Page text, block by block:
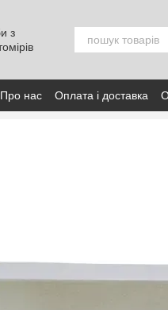
Про нас Оплата і доставка